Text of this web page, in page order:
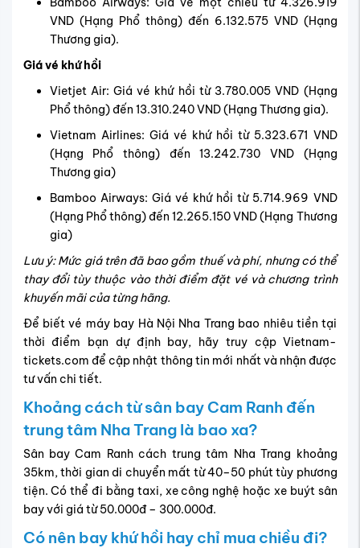
VND (Hạng Phổ thông) đến 6.132.575 VND (Hạng
Thương gia).​
Giá vé khứ hồi
Vietjet Air: Giá vé khứ hồi từ 3.780.005 VND (Hạng
Phổ thông) đến 13.310.240 VND (Hạng Thương gia).
Vietnam Airlines: Giá vé khứ hồi từ 5.323.671 VND
(Hạng Phổ thông) đến 13.242.730 VND (Hạng
Thương gia)
Bamboo Airways: Giá vé khứ hồi từ 5.714.969 VND
(Hạng Phổ thông) đến 12.265.150 VND (Hạng Thương
gia)
Lưu ý: Mức giá trên đã bao gồm thuế và phí, nhưng có thể
thay đổi tùy thuộc vào thời điểm đặt vé và chương trình
khuyến mãi của từng hãng.
Để biết vé máy bay Hà Nội Nha Trang bao nhiêu tiền tại
thời điểm bạn dự định bay, hãy truy cập Vietnam-
tickets.com để cập nhật thông tin mới nhất và nhận được
tư vấn chi tiết.
Khoảng cách từ sân bay Cam Ranh đến
trung tâm Nha Trang là bao xa?
Sân bay Cam Ranh cách trung tâm Nha Trang khoảng
35km, thời gian di chuyển mất từ 40–50 phút tùy phương
tiện. Có thể đi bằng taxi, xe công nghệ hoặc xe buýt sân
bay với giá từ 50.000đ – 300.000đ.
Có nên bay khứ hồi hay chỉ mua chiều đi?